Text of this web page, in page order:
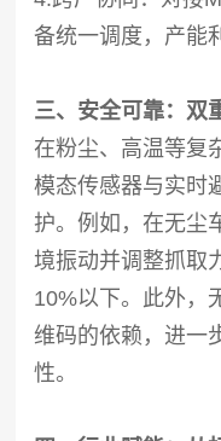
备统一调度，产能
三、安全可靠：双
在粉尘、高温等复
模态传感器与实时
护。例如，在无尘
境振动并调整抓取
10%以下。此外，
维码的依赖，进一
性。